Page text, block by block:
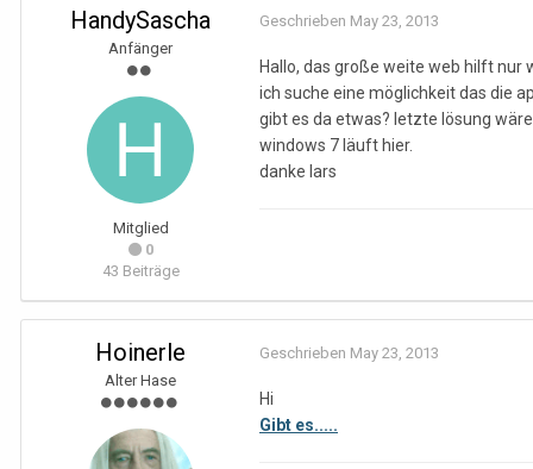
HandySascha
Anfänger
Mitglied
0
43 Beiträge
Geschrieben May 23, 2013
Hallo, das große weite web hilft nur
ich suche eine möglichkeit das die
gibt es da etwas? letzte lösung
windows 7 läuft hier.
danke lars
Hoinerle
Alter Hase
Geschrieben May 23, 2013
Hi
Gibt es.....